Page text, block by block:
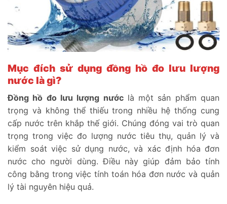
Mục đích sử dụng đồng hồ đo lưu lượng
nước là gì?
Đồng hồ đo lưu lượng nướclà một sản phẩm quan
trọng và không thể thiếu trong nhiều hệ thống cung
cấp nước trên khắp thế giới. Chúng đóng vai trò quan
trọng trong việc đo lượng nước tiêu thụ, quản lý và
kiểm soát việc sử dụng nước, và xác định hóa đơn
nước cho người dùng. Điều này giúp đảm bảo tính
công bằng trong việc tính toán hóa đơn nước và quản
lý tài nguyên hiệu quả.